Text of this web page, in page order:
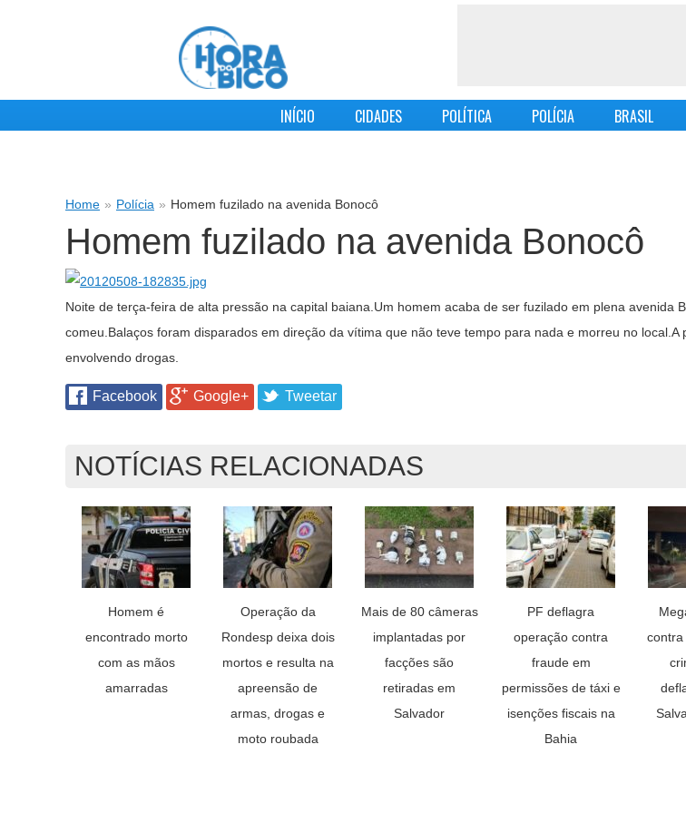
INÍCIO CIDADES POLÍTICA POLÍCIA BRASIL
Home » Polícia » Homem fuzilado na avenida Bonocô
Homem fuzilado na avenida Bonocô
Noite de terça-feira de alta pressão na capital baiana.Um homem acaba de ser fuzilado em plena avenida
comeu.Balaços foram disparados em direção da vítima que não teve tempo para nada e morreu no local.A
envolvendo drogas.
Facebook Google+ Tweetar
NOTÍCIAS RELACIONADAS
Homem é
encontrado morto
com as mãos
amarradas
Operação da
Rondesp deixa dois
mortos e resulta na
apreensão de
armas, drogas e
moto roubada
Mais de 80 câmeras
implantadas por
facções são
retiradas em
Salvador
PF deflagra
operação contra
fraude em
permissões de táxi e
isenções fiscais na
Bahia